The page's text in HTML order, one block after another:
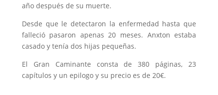
año después de su muerte.
Desde que le detectaron la enfermedad hasta que
falleció pasaron apenas 20 meses. Anxton estaba
casado y tenía dos hijas pequeñas.
El Gran Caminante consta de 380 páginas, 23
capítulos y un epilogo y su precio es de 20€.